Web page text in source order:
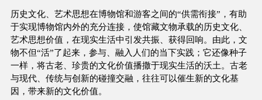
历史文化、艺术思想在博物馆和游客之间的“供需衔接”，有助
于实现博物馆内外的充分连接，使馆藏文物承载的历史文化、
艺术思想价值，在现实生活中引发共振、获得回响。由此，文
物不但“活”了起来，参与、融入人们的当下实践；它还像种子
一样，将古老、珍贵的文化价值播撒于现实生活的沃土。古老
与现代、传统与创新的碰撞交融，往往可以催生新的文化基
因，带来新的文化价值。